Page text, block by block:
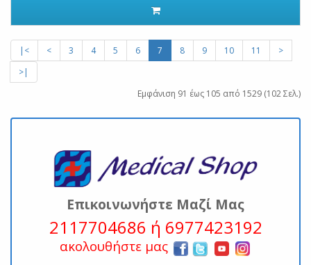
|< < 3 4 5 6 7 8 9 10 11
>
>|
Εμφάνιση 91 έως 105 από 1529 (102 Σελ.)
Επικοινωνήστε Μαζί Μας
2117704686 ή 6977423192
ακολουθήστε μας